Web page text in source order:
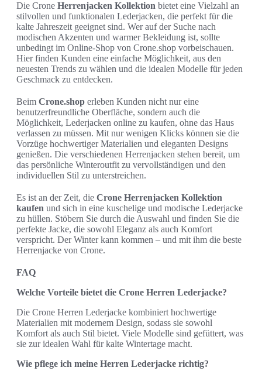
Die Crone Herrenjacken Kollektion bietet eine Vielzahl an
stilvollen und funktionalen Lederjacken, die perfekt für die
kalte Jahreszeit geeignet sind. Wer auf der Suche nach
modischen Akzenten und warmer Bekleidung ist, sollte
unbedingt im Online-Shop von Crone.shop vorbeischauen.
Hier finden Kunden eine einfache Möglichkeit, aus den
neuesten Trends zu wählen und die idealen Modelle für jeden
Geschmack zu entdecken.
Beim Crone.shop erleben Kunden nicht nur eine
benutzerfreundliche Oberfläche, sondern auch die
Möglichkeit, Lederjacken online zu kaufen, ohne das Haus
verlassen zu müssen. Mit nur wenigen Klicks können sie die
Vorzüge hochwertiger Materialien und eleganten Designs
genießen. Die verschiedenen Herrenjacken stehen bereit, um
das persönliche Winteroutfit zu vervollständigen und den
individuellen Stil zu unterstreichen.
Es ist an der Zeit, die Crone Herrenjacken Kollektion
kaufen und sich in eine kuschelige und modische Lederjacke
zu hüllen. Stöbern Sie durch die Auswahl und finden Sie die
perfekte Jacke, die sowohl Eleganz als auch Komfort
verspricht. Der Winter kann kommen – und mit ihm die beste
Herrenjacke von Crone.
FAQ
Welche Vorteile bietet die Crone Herren Lederjacke?
Die Crone Herren Lederjacke kombiniert hochwertige
Materialien mit modernem Design, sodass sie sowohl
Komfort als auch Stil bietet. Viele Modelle sind gefüttert, was
sie zur idealen Wahl für kalte Wintertage macht.
Wie pflege ich meine Herren Lederjacke richtig?